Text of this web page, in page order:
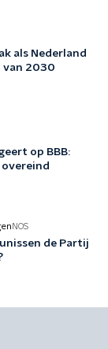
als Nederland
van 2030
op BBB:
NOS
de Partij